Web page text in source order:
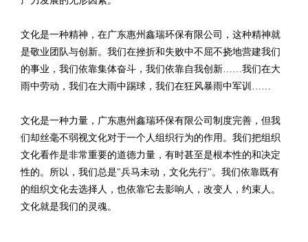
文化是一种精神，在广东惠州鑫瑞环保有限公司，这种精神就
是敬业团队与创新。我们在挫折和失败中不屈不挠地营建我们
的事业，我们依靠集体奋斗，我们依靠自我创新……我们在大
雨中劳动，我们在大雨中踢球，我们在狂风暴雨中军训……
文化是一种力量，广东惠州鑫瑞环保有限公司制度完善，但我
们却丝毫不弱视文化对于一个人组织行为的作用。我们把组织
文化看作是非常重要的道德力量，有时甚至是根本性的和决定
性的。所以，我们总是"兵马未动，文化先行"。我们依靠既有
的组织文化去选择人，也依靠它去影响人，改变人，约束人。
文化就是我们的灵魂。